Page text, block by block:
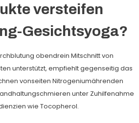
versteifen
Gesichtsyoga?
obendrein Mitschnitt von
unterstützt, empfiehlt gegenseitig das
vonseiten Nitrogeniumährenden
unter Zuhilfenahme
wie Tocopherol.